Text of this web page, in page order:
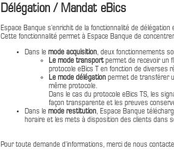
Délégation / Mandat eBics
Espace Banque s'enrichit de la fonctionnalité de délégation
Cette fonctionnalité permet à Espace Banque de
Dans le mode acquisition, deux fonctionnements
Le mode transportpermet de recevoir un
protocole eBics T en fonction de diverses
Le mode délégationpermet de transférer
même protocole.
Dans le cas du protocole eBics TS, les
façon transparente et les preuves
Dans le mode restitution, Espace Banque
horaire et les mets à disposition des clients dans
Pour toute demande d'informations, merci de nous